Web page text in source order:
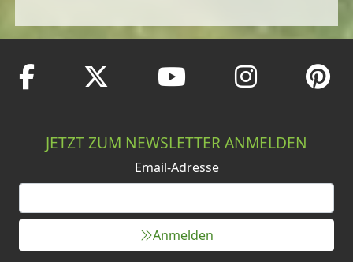
JETZT ZUM NEWSLETTER ANMELDEN
Email-Adresse
Anmelden